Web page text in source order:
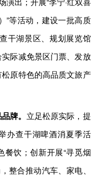
”等活动，建设一批高质
干湖景区、规划展览馆
际减免景区门票、发放
原特色的高品质文旅产
牌。 立足松原实际，提
办查干湖啤酒消夏季活
餐饮；创新开展“寻觅烟
整合推动汽车、家电、